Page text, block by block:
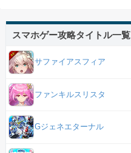
スマホゲー攻略タイトル一覧
サファイアスフィア
ファンキルスリスタ
Gジェネエターナル